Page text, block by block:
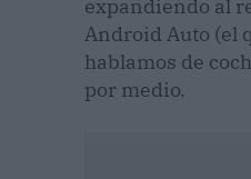
expandiendo al
Android Auto (el
hablamos de
por medio.